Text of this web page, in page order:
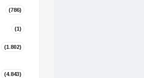
(786)
(1)
(1.802)
(4.843)